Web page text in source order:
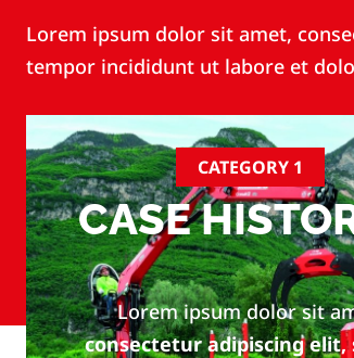
Lorem ipsum dolor sit amet,
tempor incididunt ut labore et
CATEGORY 1
CASE
Lorem ipsum dolor sit
consectetur adipiscing elit,